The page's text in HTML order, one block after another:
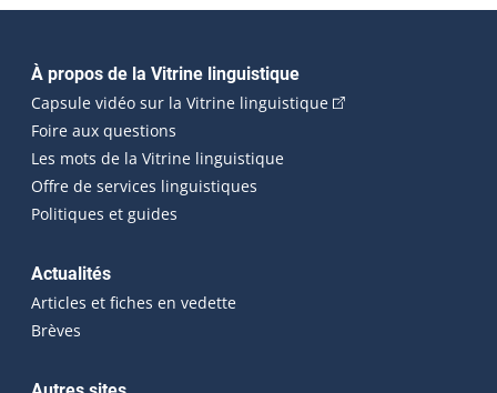
Navigation principale
À propos de la Vitrine linguistique
Capsule vidéo sur la Vitrine linguistique(Cet hyperlien
Foire aux questions
Les mots de la Vitrine linguistique
Offre de services linguistiques
Politiques et guides
Actualités
Articles et fiches en vedette
Brèves